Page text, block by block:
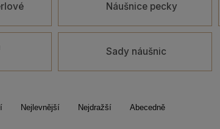
Náušnice pecky
Sady náušnic
Nejlevnější Nejdražší Abecedně